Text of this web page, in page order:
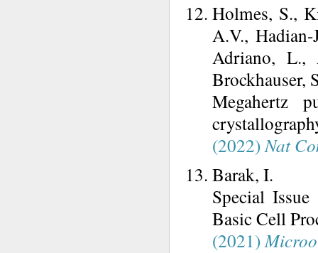
Holmes, S.,
A.V.,
Adriano, L.,
Brockhauser,
Megahertz
(2022)Nat
Barak, I.
Special
Basic Cell
(2021)